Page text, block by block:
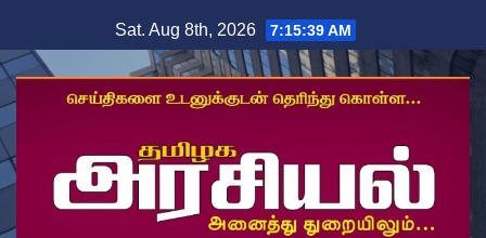
to
content
Sat. Aug 8th, 2026 7:15:39 AM